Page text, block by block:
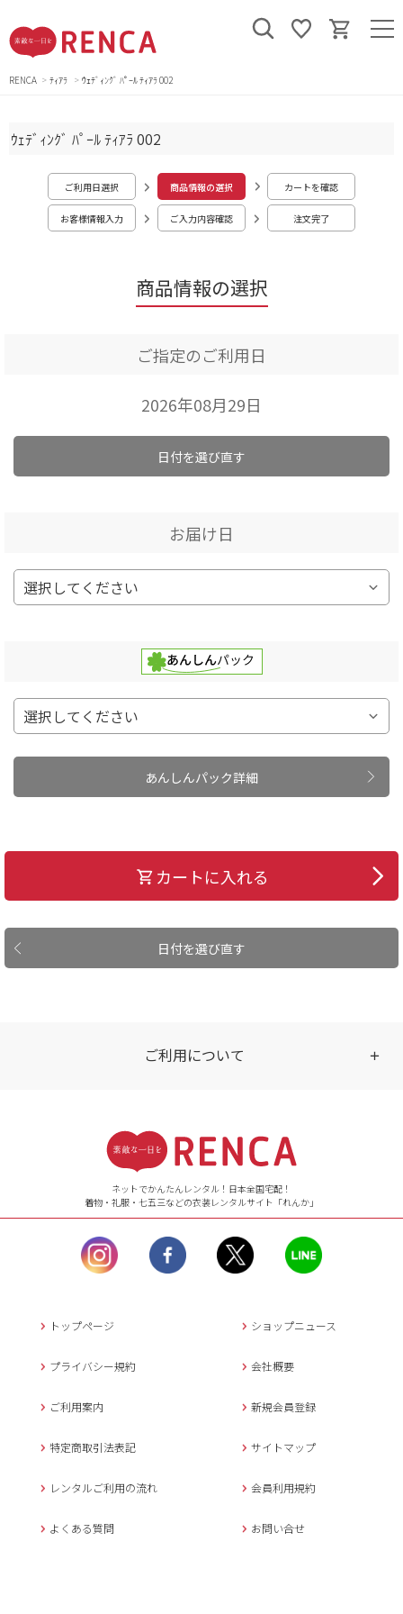
RENCA ﾃｨｱﾗ ｳｪﾃﾞｨﾝｸﾞ ﾊﾟｰﾙ ﾃｨｱﾗ 002
商品情報の選択
ｳｪﾃﾞｨﾝｸﾞ ﾊﾟｰﾙ ﾃｨｱﾗ 002
ご利用日選択 商品情報の選択 カートを確認
お客様情報入力 ご入力内容確認 注文完了
ご指定のご利用日
2026年08月29日
日付を選び直す
お届け日
あんしんパック詳細
日付を選び直す
カートに入れる
ご利用について
【ご注文（インターネット）】
24時間年中無休
【お問い合わせ窓口（メー
ル）】10:00~17:00
土曜日、日曜日、臨
時休業日を除く。
営業時間外にいただ
返信させていただきま
年末年始、大型連休
メールでのお問い合わせ
ネットでかんたんレンタル！日本全国宅配！
着物・礼服・七五三などの衣装レンタルサイト「れんか」
トップページ ショップニュース
プライバシー規約 会社概要
ご利用案内 新規会員登録
特定商取引法表記 サイトマップ
レンタルご利用の流れ 会員利用規約
よくある質問 お問い合せ